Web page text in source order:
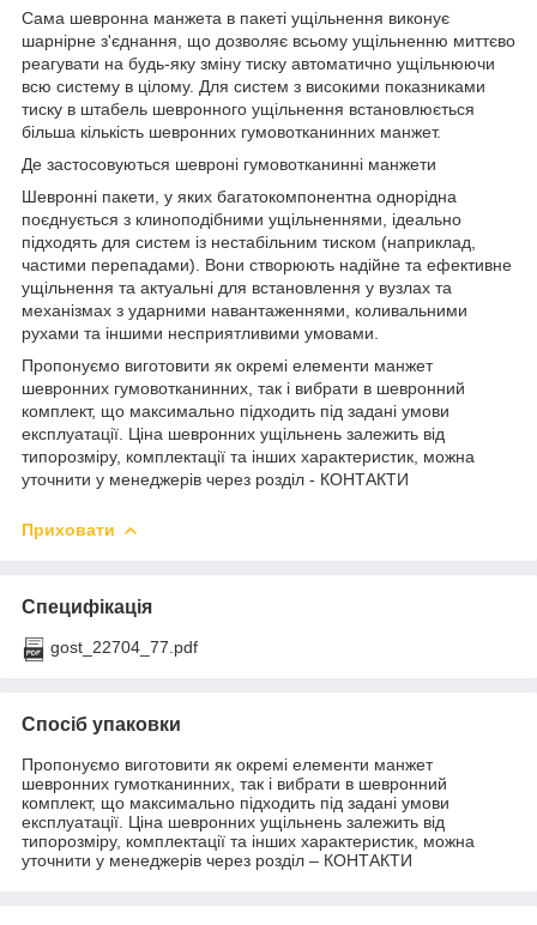
Сама шевронна манжета в пакеті ущільнення виконує
шарнірне з'єднання, що дозволяє всьому ущільненню миттєво
реагувати на будь-яку зміну тиску автоматично ущільнюючи
всю систему в цілому. Для систем з високими показниками
тиску в штабель шевронного ущільнення встановлюється
більша кількість шевронних гумовотканинних манжет.
Де застосовуються шевроні гумовотканинні манжети
Шевронні пакети, у яких багатокомпонентна однорідна
поєднується з клиноподібними ущільненнями, ідеально
підходять для систем із нестабільним тиском (наприклад,
частими перепадами). Вони створюють надійне та ефективне
ущільнення та актуальні для встановлення у вузлах та
механізмах з ударними навантаженнями, коливальними
рухами та іншими несприятливими умовами.
Пропонуємо виготовити як окремі елементи манжет
шевронних гумовотканинних, так і вибрати в шевронний
комплект, що максимально підходить під задані умови
експлуатації. Ціна шевронних ущільнень залежить від
типорозміру, комплектації та інших характеристик, можна
уточнити у менеджерів через розділ - КОНТАКТИ
Приховати
Специфікація
gost_22704_77.pdf
Спосіб упаковки
Пропонуємо виготовити як окремі елементи манжет
шевронних гумотканинних, так і вибрати в шевронний
комплект, що максимально підходить під задані умови
експлуатації. Ціна шевронних ущільнень залежить від
типорозміру, комплектації та інших характеристик, можна
уточнити у менеджерів через розділ – КОНТАКТИ